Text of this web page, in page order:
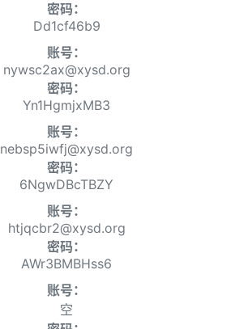
密码：
Dd1cf46b9
账号：
nywsc2ax@xysd.org
密码：
Yn1HgmjxMB3
账号：
nebsp5iwfj@xysd.org
密码：
6NgwDBcTBZY
账号：
htjqcbr2@xysd.org
密码：
AWr3BMBHss6
账号：
空